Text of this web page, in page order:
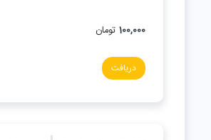
100,000 تومان
دریافت